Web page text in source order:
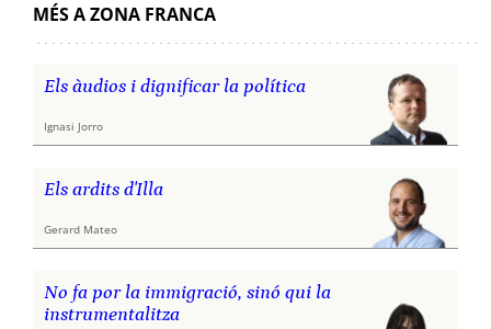
MÉS A ZONA FRANCA
Els àudios i dignificar la política
Ignasi Jorro
Els ardits d'Illa
Gerard Mateo
No fa por la immigració, sinó qui la
instrumentalitza